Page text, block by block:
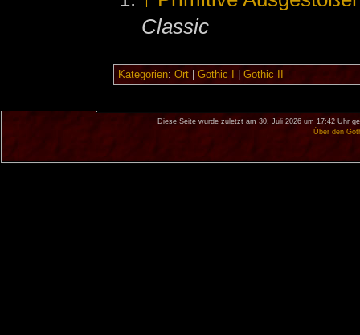
Classic
Kategorien: Ort| Gothic I Gothic II
Diese Seite wurde zuletzt am 30. Juli 2026 um 17:42 Uhr
Über den